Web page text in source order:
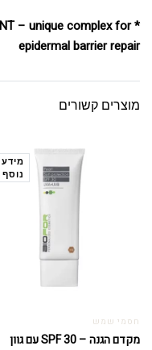
– unique complex for
epidermal barrier repair
מוצרים קשורים
מידע
נוסף
חסמי שמש
מקדם הגנה – SPF 30 עם גוון